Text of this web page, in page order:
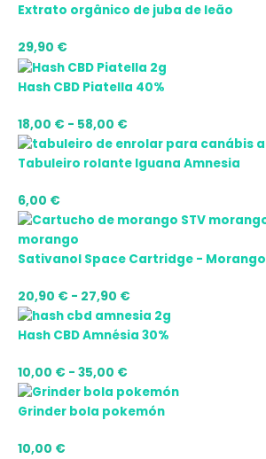
Extrato orgânico de juba de leão
29,90 €
Hash CBD Piatella 40%
18,00 € - 58,00 €
Tabuleiro rolante Iguana Amnesia
6,00 €
Sativanol Space Cartridge - Morango
20,90 € - 27,90 €
Hash CBD Amnésia 30%
10,00 € - 35,00 €
Grinder bola pokemón
10,00 €